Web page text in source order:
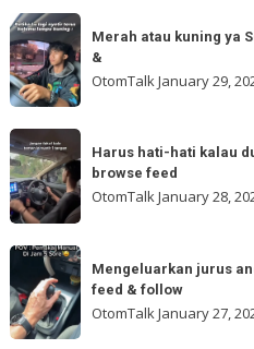
&
follow
otw
🌬
🌬
Sc:
“
browse
feed
Merah
atau
kuning
ya
Sc:
wahidmobil.id
“
browse
Merah atau kuning ya
&
OtomTalkJanuary 29,
Harus
hati-
hati
kalau
dua
tangan
Sc:
arvanjayamotor
Harus hati-hati kalau
browse feed
OtomTalkJanuary 28,
Mengeluarkan
jurus
andalan
Sc:
Mengeluarkan jurus
feed & follow
OtomTalkJanuary 27,